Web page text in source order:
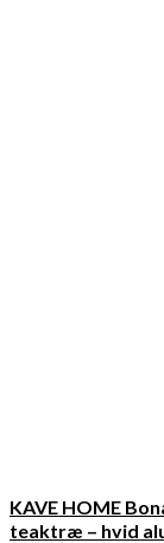
KAVE HOME
teaktræ – hvid